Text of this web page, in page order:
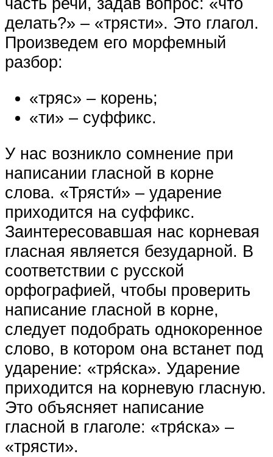
делать?» – «трясти». Это глагол.
Произведем его морфемный
разбор:
«тряс» – корень;
«ти» – суффикс.
У нас возникло сомнение при
написании гласной в корне
слова. «Трясти́» – ударение
приходится на суффикс.
Заинтересовавшая нас корневая
гласная является безударной. В
соответствии с русской
орфографией, чтобы проверить
написание гласной в корне,
следует подобрать однокоренное
слово, в котором она встанет под
ударение: «тря́ска». Ударение
приходится на корневую гласную.
Это объясняет написание
гласной в глаголе: «тря́ска» –
«трясти».